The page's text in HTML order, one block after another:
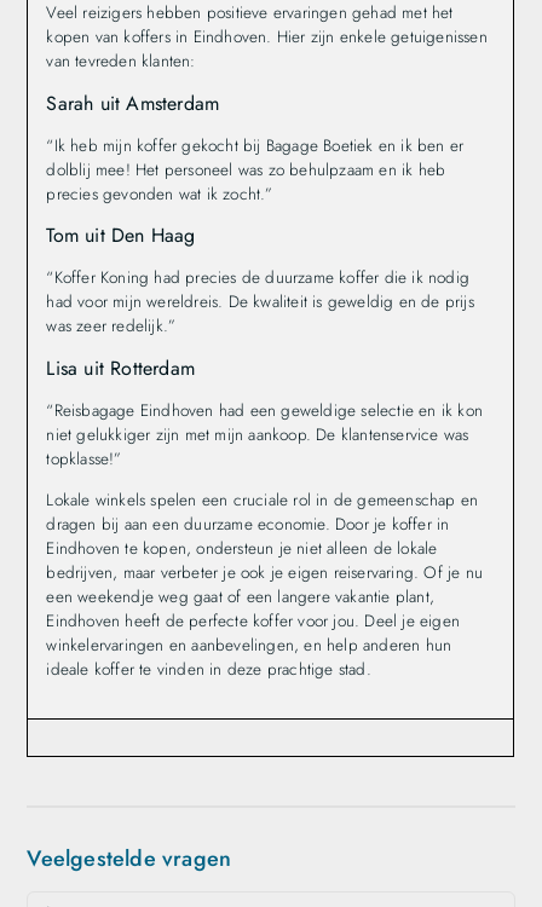
Veel reizigers hebben positieve ervaringen gehad met het
kopen van koffers in Eindhoven. Hier zijn enkele getuigenissen
van tevreden klanten:
Sarah uit Amsterdam
“Ik heb mijn koffer gekocht bij Bagage Boetiek en ik ben er
dolblij mee! Het personeel was zo behulpzaam en ik heb
precies gevonden wat ik zocht.”
Tom uit Den Haag
“Koffer Koning had precies de duurzame koffer die ik nodig
had voor mijn wereldreis. De kwaliteit is geweldig en de prijs
was zeer redelijk.”
Lisa uit Rotterdam
“Reisbagage Eindhoven had een geweldige selectie en ik kon
niet gelukkiger zijn met mijn aankoop. De klantenservice was
topklasse!”
Lokale winkels spelen een cruciale rol in de gemeenschap en
dragen bij aan een duurzame economie. Door je koffer in
Eindhoven te kopen, ondersteun je niet alleen de lokale
bedrijven, maar verbeter je ook je eigen reiservaring. Of je nu
een weekendje weg gaat of een langere vakantie plant,
Eindhoven heeft de perfecte koffer voor jou. Deel je eigen
winkelervaringen en aanbevelingen, en help anderen hun
ideale koffer te vinden in deze prachtige stad.
Veelgestelde vragen